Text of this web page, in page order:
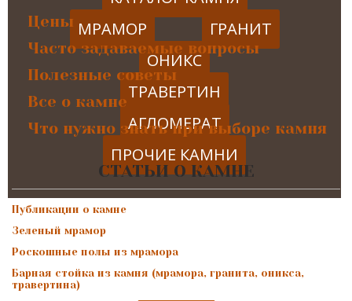
МРАМОР
ГРАНИТ
ОНИКС
ТРАВЕРТИН
АГЛОМЕРАТ
ПРОЧИЕ КАМНИ
Цены
Часто задаваемые вопросы
Полезные советы
Все о камне
Что нужно знать при выборе камня
СТАТЬИ О КАМНЕ
Публикации о камне
Зеленый мрамор
Роскошные полы из мрамора
Барная стойка из камня (мрамора, гранита, оникса,
травертина)